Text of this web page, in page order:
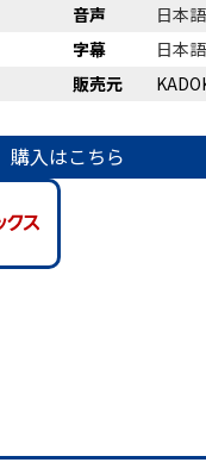
音声
日本
字幕
日本
販売元
購入はこちら